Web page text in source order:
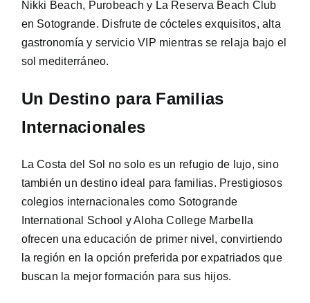
Nikki Beach, Purobeach y La Reserva Beach Club
en Sotogrande. Disfrute de cócteles exquisitos, alta
gastronomía y servicio VIP mientras se relaja bajo el
sol mediterráneo.
Un Destino para Familias
Internacionales
La Costa del Sol no solo es un refugio de lujo, sino
también un destino ideal para familias. Prestigiosos
colegios internacionales como Sotogrande
International School y Aloha College Marbella
ofrecen una educación de primer nivel, convirtiendo
la región en la opción preferida por expatriados que
buscan la mejor formación para sus hijos.